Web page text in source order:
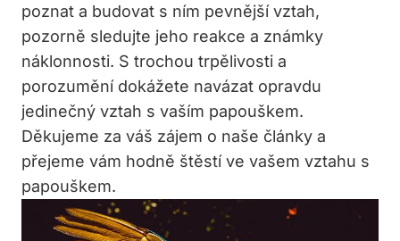
poznat a budovat ⁢s ním pevnější vztah,
pozorně sledujte jeho reakce a známky
náklonnosti. S trochou trpělivosti a
porozumění dokážete navázat opravdu
jedinečný vztah s vaším papouškem.
Děkujeme za váš​ zájem o naše články a
přejeme vám hodně štěstí ve vašem vztahu ⁢s
papouškem.